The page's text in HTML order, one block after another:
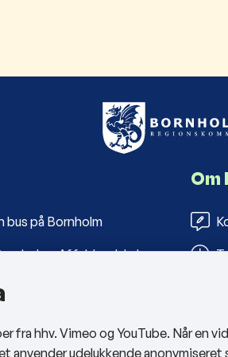
bus på Bornholm
Affaldsselskab
Folkebiblioteker
Om
fra hhv. Vimeo og YouTube. Når en
anvender udelukkende